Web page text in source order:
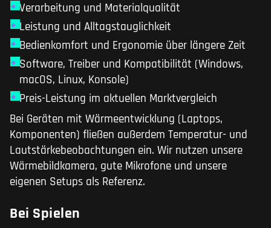
Verarbeitung und Materialqualität
Leistung und Alltagstauglichkeit
Bedienkomfort und Ergonomie über längere Zeit
Software, Treiber und Kompatibilität (Windows,
macOS, Linux, Konsole)
Preis-Leistung im aktuellen Marktvergleich
Bei Geräten mit Wärmeentwicklung (Laptops,
Komponenten) fließen außerdem Temperatur- und
Lautstärkebeobachtungen ein. Wir nutzen unsere
Wärmebildkamera, gute Mikrofone und unsere
eigenen Setups als Referenz.
Bei Spielen